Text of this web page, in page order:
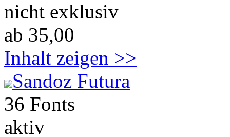
nicht exklusiv
ab 35,00
Inhalt zeigen >>
Sandoz Futura
36 Fonts
aktiv